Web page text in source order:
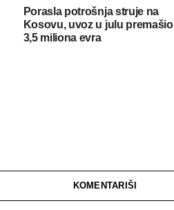
Porasla potrošnja struje na
Kosovu, uvoz u julu premašio
3,5 miliona evra
KOMENTARIŠI